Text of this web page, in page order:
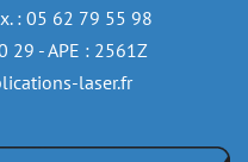
: 05 62 79 55 98
29 - APE : 2561Z
laser.fr